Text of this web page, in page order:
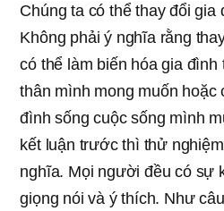
Chúng ta có thể thay đổi
Không phải ý nghĩa rằng
có thể làm biến hóa gia đình
thân mình mong muốn hoặc
đình sống cuộc sống mình
kết luận trước thì thử
nghĩa. Mọi người đều có sự
giọng nói và ý thích. Như